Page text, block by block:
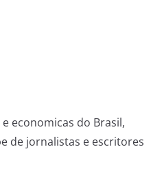
economicas do Brasil,
de jornalistas e escritores